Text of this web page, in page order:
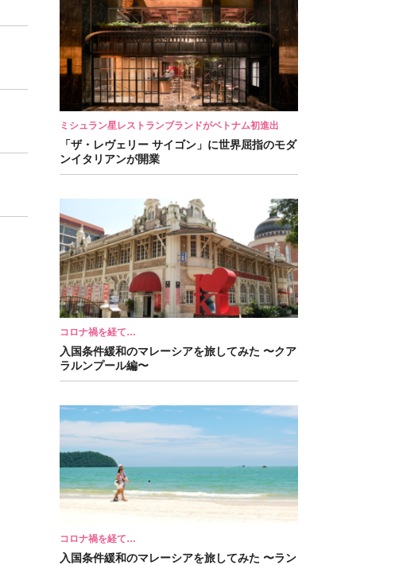
ミシュラン星レストランブランドがベトナム初進出
「ザ・レヴェリー サイゴン」に世界屈指のモダ
ンイタリアンが開業
コロナ禍を経て…
入国条件緩和のマレーシアを旅してみた 〜クア
ラルンプール編〜
コロナ禍を経て…
入国条件緩和のマレーシアを旅してみた 〜ラン